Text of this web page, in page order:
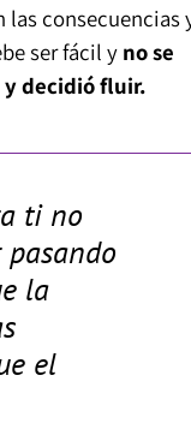
las consecuencias
ser fácil y no se
decidió fluir.
ti no
la
el